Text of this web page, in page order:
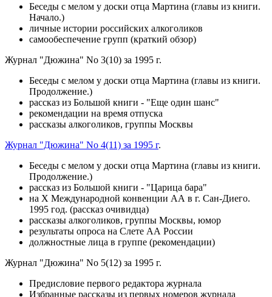
Беседы с мелом у доски отца Мартина (главы из книги.
Начало.)
личные истории российских алкоголиков
самообеспечение групп (краткий обзор)
Журнал "Дюжина" No 3(10) за 1995 г.
Беседы с мелом у доски отца Мартина (главы из книги.
Продолжение.)
рассказ из Большой книги - "Еще один шанс"
рекомендации на время отпуска
рассказы алкоголиков, группы Москвы
Журнал "Дюжина" No 4(11) за 1995 г.
Беседы с мелом у доски отца Мартина (главы из книги.
Продолжение.)
рассказ из Большой книги - "Царица бара"
на X Международной конвенции АА в г. Сан-Диего.
1995 год. (рассказ очивидца)
рассказы алкоголиков, группы Москвы, юмор
результаты опроса на Слете АА России
должностные лица в группе (рекомендации)
Журнал "Дюжина" No 5(12) за 1995 г.
Предисловие первого редактора журнала
Избранные рассказы из первых номеров журнала